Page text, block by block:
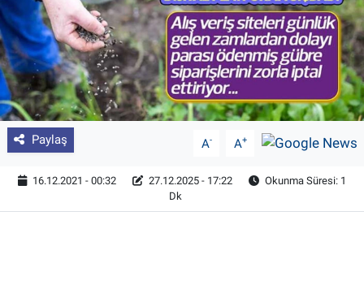
Paylaş A- A+
16.12.2021 - 00:32 27.12.2025 - 17:22
Okunma Süresi: 1
Dk
Şeker ve Şekerli Mamüller
Tahıllar ve Baklagiller
Tohum